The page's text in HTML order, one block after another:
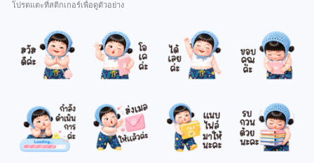
โปรดแตะที่สติกเกอร์เพื่อดูตัวอย่าง